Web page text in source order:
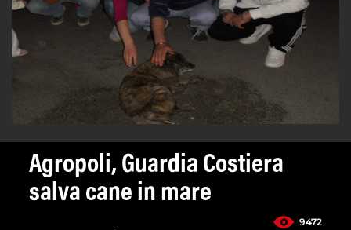
Agropoli, Guardia Costiera
salva cane in mare
9472